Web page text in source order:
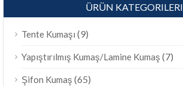
ÜRÜN KATEGORILERI
Tente Kumaşı (9)
Yapıştırılmış Kumaş/Lamine Kumaş (7)
Şifon Kumaş (65)